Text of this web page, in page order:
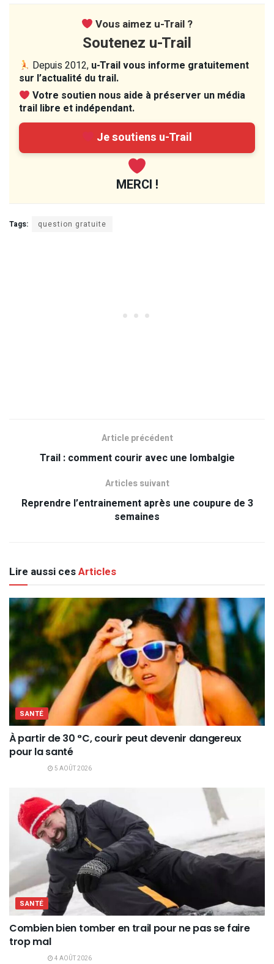
Vous aimez u-Trail ?
Soutenez u-Trail
Depuis 2012, u-Trail vous informe gratuitement
sur l’actualité du trail.
Votre soutien nous aide à préserver un média
trail libre et indépendant.
Je soutiens u-Trail
MERCI !
Tags: question gratuite
Article précédent
Trail : comment courir avec une lombalgie
Articles suivant
Reprendre l’entrainement après une coupure de 3
semaines
Lire aussi cesArticles
SANTÉ
À partir de 30 °C, courir peut devenir dangereux
pour la santé
5 AOÛT 2026
SANTÉ
Combien bien tomber en trail pour ne pas se faire
trop mal
4 AOÛT 2026